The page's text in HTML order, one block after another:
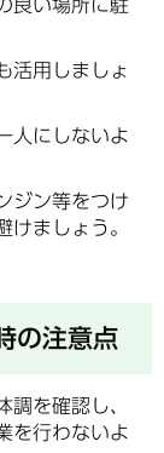
良い場所に駐
活用しましょ
人にしないよ
ジン等をつけ
けましょう。
の注意点
調を確認し、
を行わないよ